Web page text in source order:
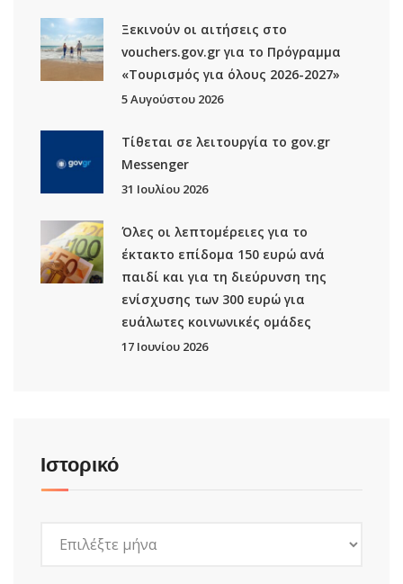
Ξεκινούν οι αιτήσεις στο
vouchers.gov.gr για το Πρόγραμμα
«Τουρισμός για όλους 2026-2027»
5 Αυγούστου 2026
Τίθεται σε λειτουργία το gov.gr
Μessenger
31 Ιουλίου 2026
Όλες οι λεπτομέρειες για το
έκτακτο επίδομα 150 ευρώ ανά
παιδί και για τη διεύρυνση της
ενίσχυσης των 300 ευρώ για
ευάλωτες κοινωνικές ομάδες
17 Ιουνίου 2026
Ιστορικό